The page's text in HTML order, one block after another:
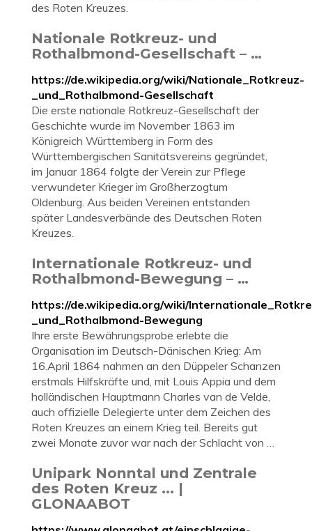
des Roten Kreuzes.
Nationale Rotkreuz- und
Rothalbmond-Gesellschaft – …
https://de.wikipedia.org/wiki/Nationale_Rotkreuz-
_und_Rothalbmond-Gesellschaft
Die erste nationale Rotkreuz-Gesellschaft der
Geschichte wurde im November 1863 im
Königreich Württemberg in Form des
Württembergischen Sanitätsvereins gegründet,
im Januar 1864 folgte der Verein zur Pflege
verwundeter Krieger im Großherzogtum
Oldenburg. Aus beiden Vereinen entstanden
später Landesverbände des Deutschen Roten
Kreuzes.
Internationale Rotkreuz- und
Rothalbmond-Bewegung – …
https://de.wikipedia.org/wiki/
_und_Rothalbmond-Bewegung
Ihre erste Bewährungsprobe erlebte die
Organisation im Deutsch-Dänischen Krieg: Am
16.April 1864 nahmen an den Düppeler Schanzen
erstmals Hilfskräfte und, mit Louis Appia und dem
holländischen Hauptmann Charles van de Velde,
auch offizielle Delegierte unter dem Zeichen des
Roten Kreuzes an einem Krieg teil. Bereits gut
zwei Monate zuvor war nach der Schlacht von …
Unipark Nonntal und Zentrale
des Roten Kreuz ... |
GLONAABOT